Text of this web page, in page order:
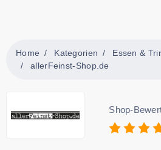
Home Kategorien
Essen &
allerFeinst-Shop.de
Shop-